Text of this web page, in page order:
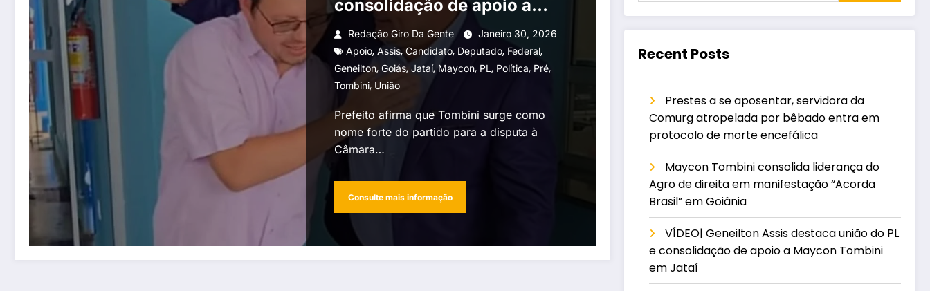
consolidação de apoio a
Maycon Tombini em Jataí
Redação Giro Da Gente
Janeiro 30, 2026
Apoio, Assis, Candidato, Deputado, Federal,
Geneilton, Goiás, Jataí,Maycon, PL, Política, Pré,
Tombini, União
Prefeito afirma que Tombini surge como
nome forte do partido para a disputa à
Câmara…
Consulte mais informação
Recent Posts
Prestes a se aposentar, servidora da
Comurg atropelada por bêbado entra em
protocolo de morte encefálica
Maycon Tombini consolida liderança do
Agro de direita em manifestação “Acorda
Brasil” em Goiânia
VÍDEO| Geneilton Assis destaca união do PL
e consolidação de apoio a Maycon Tombini
em Jataí